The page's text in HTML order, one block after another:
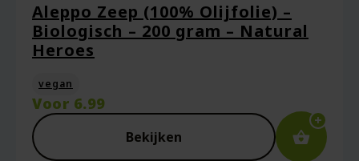
Aleppo Zeep (100% Olijfolie) –
Biologisch – 200 gram – Natural
Heroes
vegan
Voor 6.99
Bekijken